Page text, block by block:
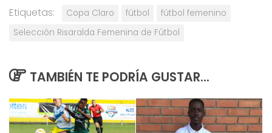
Etiquetas: Copa Claro fútbol
fútbol femenino
Selección Risaralda Femenina de Fútbol
TAMBIÉN TE PODRÍA GUSTAR...